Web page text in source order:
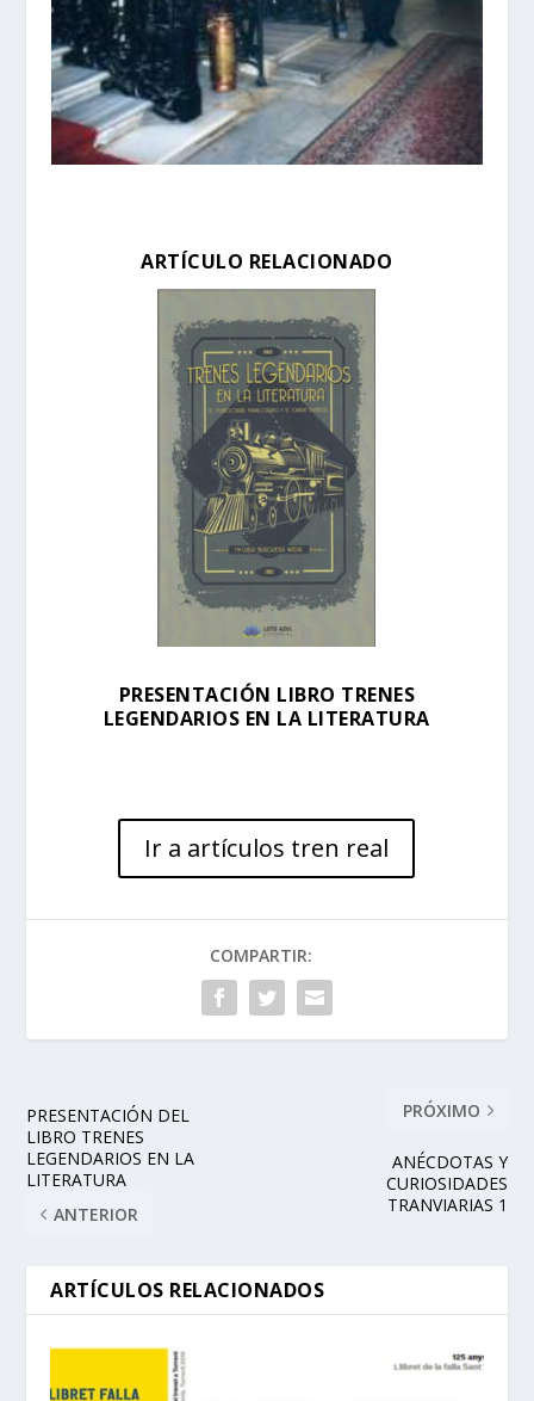
ARTÍCULO RELACIONADO
PRESENTACIÓN LIBRO TRENES
LEGENDARIOS EN LA LITERATURA
Ir a artículos tren real
COMPARTIR:
PRESENTACIÓN DEL
LIBRO TRENES
LEGENDARIOS EN LA
LITERATURA
ANTERIOR
PRÓXIMO
ANÉCDOTAS Y
CURIOSIDADES
TRANVIARIAS 1
ARTÍCULOS RELACIONADOS